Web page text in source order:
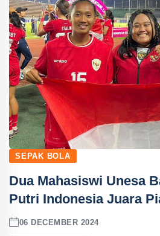
SEPAK BOLA
Dua Mahasiswi Unesa
Putri Indonesia Juara
06 DECEMBER 2024